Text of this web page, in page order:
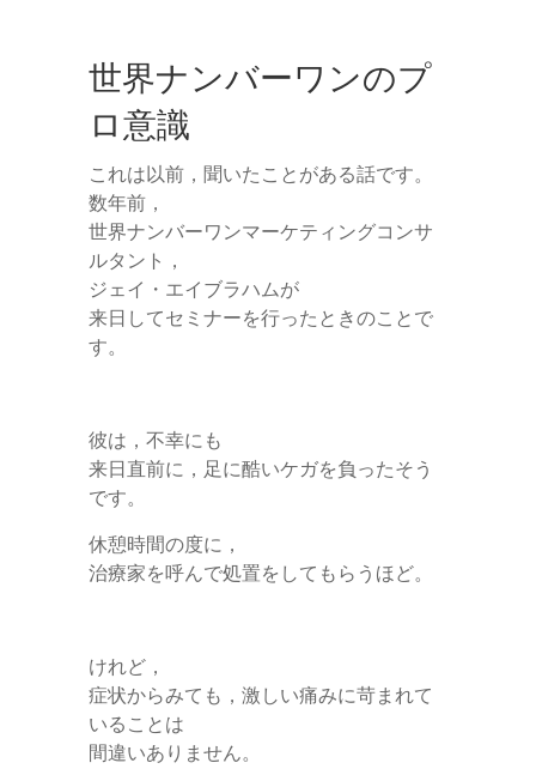
世界ナンバーワンのプ
ロ意識
これは以前，聞いたことがある話です。
数年前，
世界ナンバーワンマーケティングコンサ
ルタント，
ジェイ・エイブラハムが
来日してセミナーを行ったときのことで
す。
彼は，不幸にも
来日直前に，足に酷いケガを負ったそう
です。
休憩時間の度に，
治療家を呼んで処置をしてもらうほど。
けれど，
症状からみても，激しい痛みに苛まれて
いることは
間違いありません。